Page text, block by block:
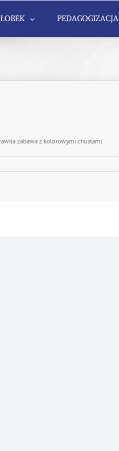
PEDAGOGIZACJA
zabawa z kolorowymi chustami.